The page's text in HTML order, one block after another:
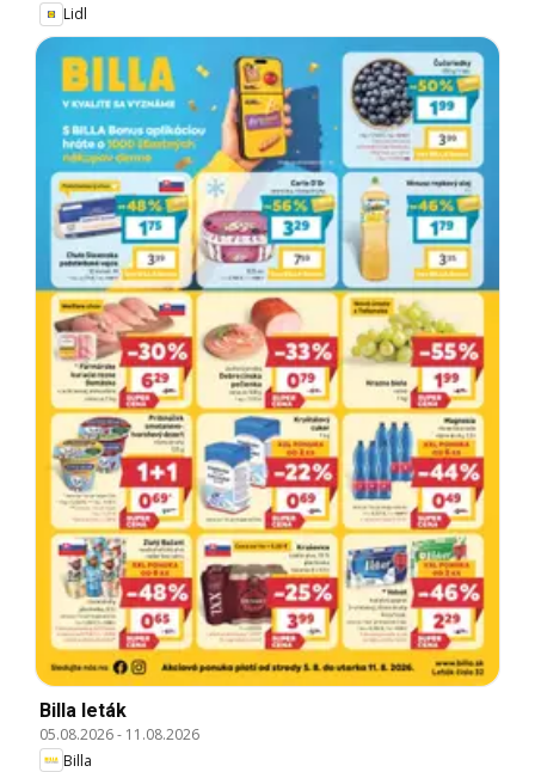
Lidl
Billa leták
05.08.2026- 11.08.2026
Billa